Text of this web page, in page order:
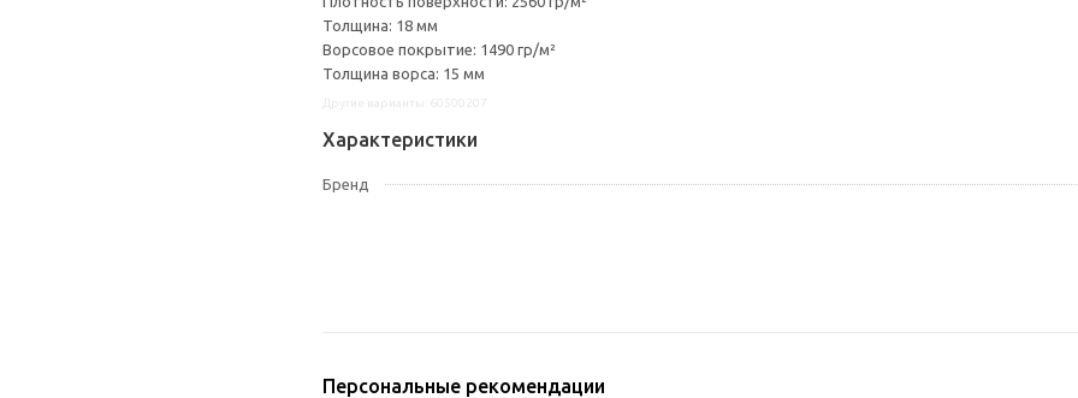
Толщина: 18 мм
Ворсовое покрытие: 1490 гр/м²
Толщина ворса: 15 мм
Характеристики
Бренд
Персональные рекомендации